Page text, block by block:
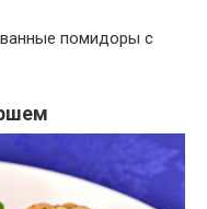
помидоры с